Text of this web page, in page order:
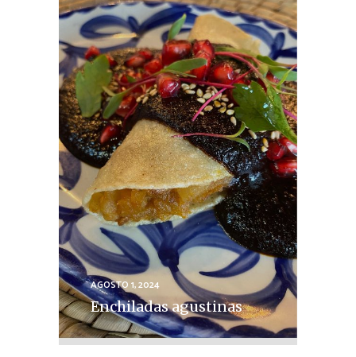
AGOSTO 1, 2024
Enchiladas agustinas